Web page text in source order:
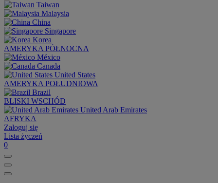
Taiwan
Malaysia
China
Singapore
Korea
AMERYKA PÓŁNOCNA
México
Canada
United States
AMERYKA POŁUDNIOWA
Brazil
BLISKI WSCHÓD
United Arab Emirates
AFRYKA
Zaloguj się
Lista życzeń
0